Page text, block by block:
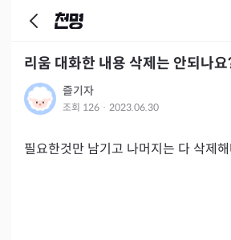
리움 대화한 내용 삭제는 안되나요
즐기자
조회 126 · 2023.06.30
필요한것만 남기고 나머지는 다 삭제